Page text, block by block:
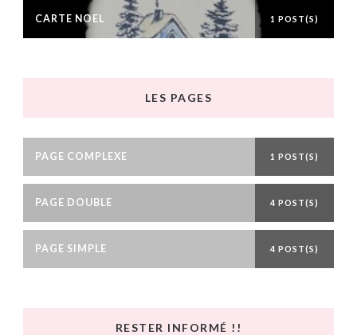
CARTE NOEL 1 POST(S)
LES PAGES
PAGE COMPLEXE 1 POST(S)
PAGE DOUBLE 4 POST(S)
PAGE SIMPLE 4 POST(S)
RESTER INFORMÉ !!